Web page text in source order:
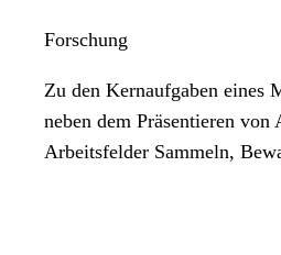
Forschung
Zu den Kernaufgaben eines
neben dem Präsentieren von
Arbeitsfelder Sammeln,